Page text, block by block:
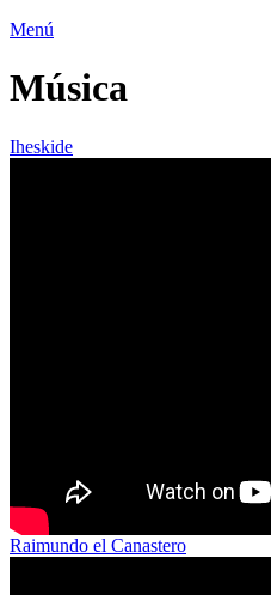
Menú
Música
Iheskide
Raimundo el Canastero